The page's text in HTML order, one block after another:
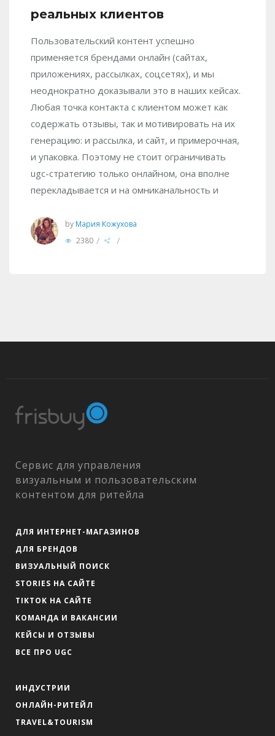
реальных клиентов
Пользовательский контент успешно
применяется брендами онлайн (сайтах,
приложениях, рассылках, соцсетях), и мы
неоднократно доказывали это в наших кейсах.
Любая точка контакта с клиентом может как
содержать отзывы, так и мотивировать на их
генерацию: и рассылка, и сайт, и примерочная,
и упаковка. Поэтому не стоит ограничивать
ugc-стратегию только онлайном, она вполне
перекладывается и на омниканальность и
by Мария Кожухова
2380 / /
Сервис для управления
визуальным и пользовательским
контентом для ритейла
ДЛЯ ИНТЕРНЕТ-МАГАЗИНОВ
ДЛЯ БРЕНДОВ
ВИЗУАЛЬНЫЙ ПОИСК
STORIES НА САЙТЕ
TIKTOK НА САЙТЕ
КОМАНДА И ВАКАНСИИ
КЕЙСЫ И ОТЗЫВЫ
ВСЕ ПРО UGC
ИНДУСТРИИ
ОНЛАЙН-РИТЕЙЛ
TRAVEL&TOURISM